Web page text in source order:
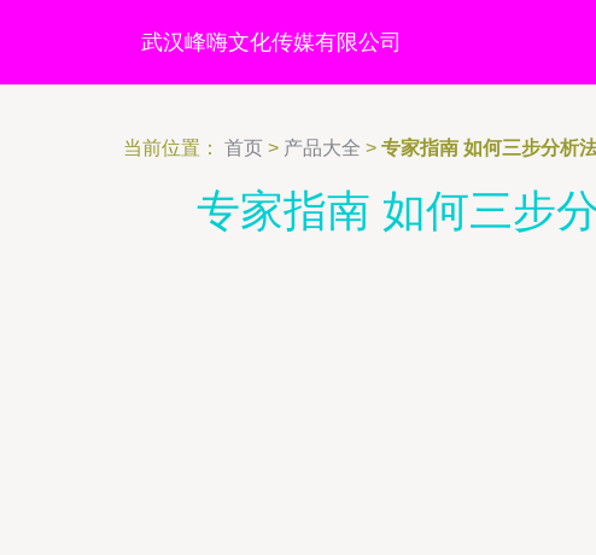
武汉峰嗨文化传媒有限公司
当前位置： 首页 > 产品大全 > 专家指南 如何三步分析
专家指南 如何三步